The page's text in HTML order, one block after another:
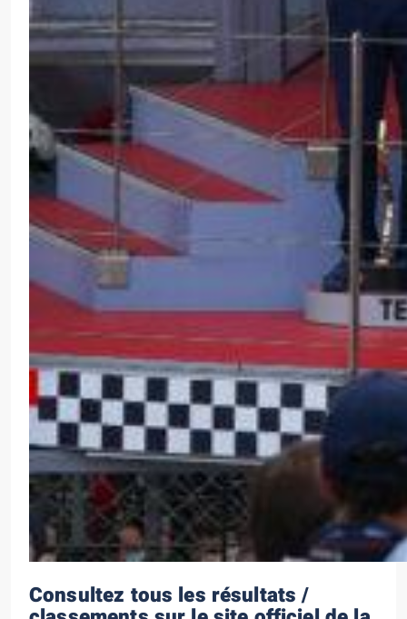
Consultez tous les résultats /